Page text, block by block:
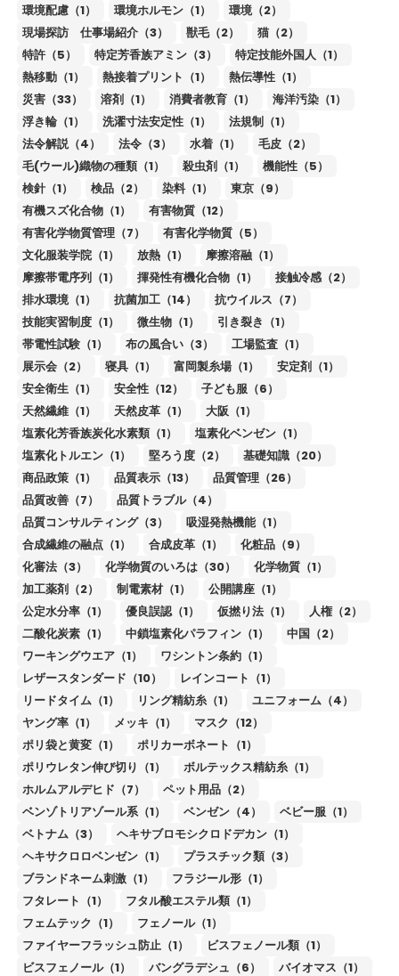
環境配慮（1）
環境ホルモン（1）
環境（2）
現場探訪 仕事場紹介（3）
獣毛（2）
猫（2）
特許（5）
特定芳香族アミン（3）
特定技能外国人（1）
熱移動（1）
熱接着プリント（1）
熱伝導性（1）
災害（33）
溶剤（1） 消費者教育（1）
海洋汚染（1）
浮き輪（1）
洗濯寸法安定性（1）
法規制（1）
法令解説（4）
法令（3） 水着（1）
毛皮（2）
毛(ウール)織物の種類（1）
殺虫剤（1）
機能性（5）
検針（1）
検品（2） 染料（1）
東京（9）
有機スズ化合物（1）
有害物質（12）
有害化学物質管理（7）
有害化学物質（5）
文化服装学院（1）
放熱（1）
摩擦溶融（1）
摩擦帯電序列（1）
揮発性有機化合物（1）
接触冷感（2）
排水環境（1）
抗菌加工（14）
抗ウイルス（7）
技能実習制度（1）
微生物（1）
引き裂き（1）
帯電性試験（1）
布の風合い（3）
工場監査（1）
展示会（2）
寝具（1） 富岡製糸場（1）
安定剤（1）
安全衛生（1）
安全性（12）
子ども服（6）
天然繊維（1）
天然皮革（1）
大阪（1）
塩素化芳香族炭化水素類（1）
塩素化ベンゼン（1）
塩素化トルエン（1）
堅ろう度（2）
基礎知識（20）
商品政策（1）
品質表示（13）
品質管理（26）
品質改善（7）
品質トラブル（4）
品質コンサルティング（3）
吸湿発熱機能（1）
合成繊維の融点（1）
合成皮革（1）
化粧品（9）
化審法（3）
化学物質のいろは（30）
化学物質（1）
加工薬剤（2）
制電素材（1）
公開講座（1）
公定水分率（1）
優良誤認（1） 仮撚り法（1）
人権（2）
二酸化炭素（1）
中鎖塩素化パラフィン（1）
中国（2）
ワーキングウエア（1）
ワシントン条約（1）
レザースタンダード（10）
レインコート（1）
リードタイム（1）
リング精紡糸（1）
ユニフォーム（4）
ヤング率（1）
メッキ（1）
マスク（12）
ポリ袋と黄変（1）
ポリカーボネート（1）
ポリウレタン伸び切り（1）
ボルテックス精紡糸（1）
ホルムアルデヒド（7）
ペット用品（2）
ベンゾトリアゾール系（1）
ベンゼン（4）
ベビー服（1）
ベトナム（3）
ヘキサブロモシクロドデカン（1）
ヘキサクロロベンゼン（1）
プラスチック類（3）
ブランドネーム刺激（1）
フラジール形（1）
フタレート（1）
フタル酸エステル類（1）
フェムテック（1）
フェノール（1）
ファイヤーフラッシュ防止（1）
ビスフェノール類（1）
ビスフェノール（1）
バングラデシュ（6） バイオマス（1）